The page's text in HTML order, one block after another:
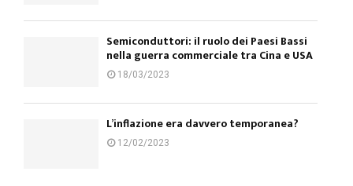
Semiconduttori: il ruolo dei Paesi Bassi
nella guerra commerciale tra Cina e USA
18/03/2023
L’inflazione era davvero temporanea?
12/02/2023